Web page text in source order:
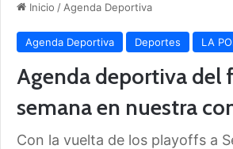
Inicio / Agenda Deportiva
Agenda Deportiva Deportes LA
Agenda deportiva del
semana en nuestra
Con la vuelta de los playoffs a